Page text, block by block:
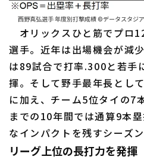
オリックス・バファロ
福岡ソフトバンクホー
西野真弘選手 年度別打撃成績 ©データスタジ
オリックスひと筋でプロ
選手。近年は出場機会が減
は89試合で打率.300と若手
揮。そして野手最年長とし
に加え、チーム5位タイの7
までの10年間では通算9本
なインパクトを残すシーズン
リーグ上位の長打力を発揮